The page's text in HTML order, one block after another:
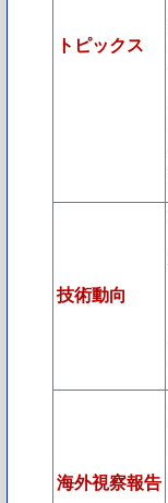
トピックス
技術動向
海外視察報告